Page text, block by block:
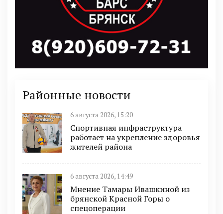
Районные новости
6 августа 2026, 15:20
Спортивная инфраструктура
работает на укрепление здоровья
жителей района
6 августа 2026, 14:49
Мнение Тамары Ивашкиной из
брянской Красной Горы о
спецоперации